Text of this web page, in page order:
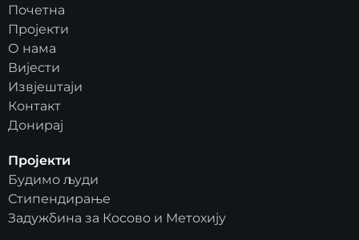
Почетна
Пројекти
О нама
Вијести
Извјештаји
Контакт
Донирај
Пројекти
Будимо људи
Стипендирање
Задужбина за Косово и Метохију